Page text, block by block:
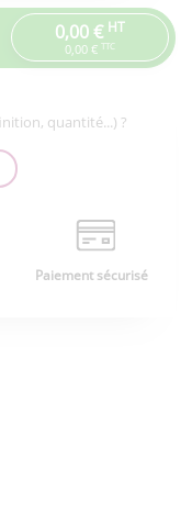
0,00 € HT
0,00 € TTC
quantité...) ?
Paiement sécurisé